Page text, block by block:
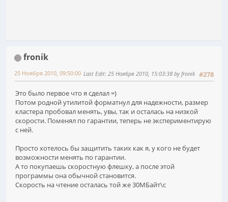
fronik
#278
25 Ноября 2010, 09:50:00 Last Edit: 25 Ноября 2010, 15:03:38 by fronik
Это было первое что я сделал =)
Потом родной утилитой форматнул для надежности, размер
кластера пробовал менять, увы, так и осталась на низкой
скорости. Поменял по гарантии, теперь не экспериментирую
с ней.
Просто хотелось бы защитить таких как я, у кого не будет
возможности менять по гарантии.
А то покупаешь скоростную флешку, а после этой
программы она обычной становится.
Скорость на чтение осталась той же 30МБайт\с